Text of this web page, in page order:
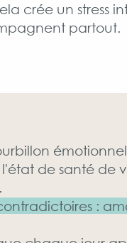
crée un stress
partout.
de santé de
: